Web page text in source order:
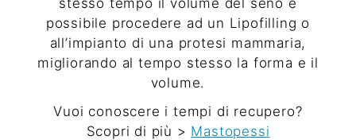
stesso tempo il volume del seno è
possibile procedere ad un Lipofilling o
all’impianto di una protesi mammaria,
migliorando al tempo stesso la forma e il
volume.
Vuoi conoscere i tempi di recupero?
Scopri di più > Mastopessi